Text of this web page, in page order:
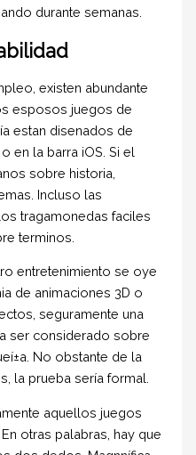
durante semanas.
existen abundante
esposos juegos de
estan disenados de
en la barra iOS. Si el
sobre historia,
Incluso las
tragamonedas faciles
terminos.
entretenimiento se oye
de animaciones 3D o
seguramente una
ser considerado sobre
No obstante de la
la prueba serí­a formal.
aquellos juegos
otras palabras, hay que